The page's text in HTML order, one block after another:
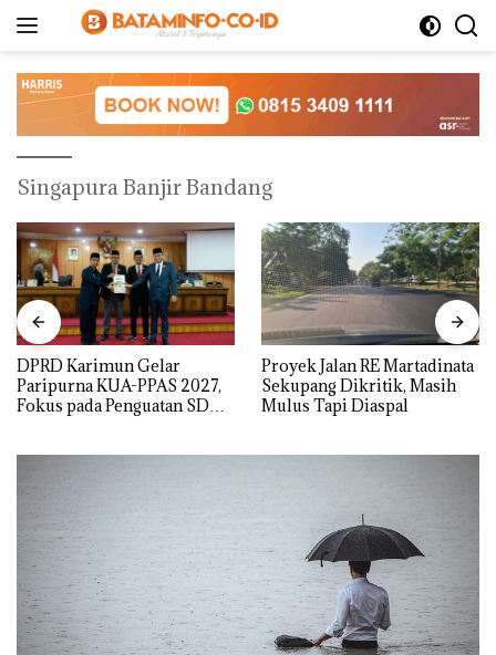
Singapura Banjir Bandang
DPRD Karimun Gelar
Paripurna KUA-PPAS 2027,
Fokus pada Penguatan SDM,
Proyek Jalan RE Martadinata
Sekupang Dikritik, Masih
Mulus Tapi Diaspal